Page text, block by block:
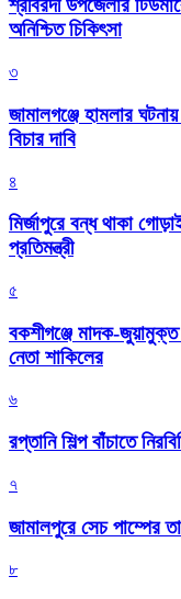
শ্রীবরদী উপজেলার
অনিশ্চিত চিকিৎসা
৩
জামালগঞ্জে হামলার
বিচার দাবি
৪
মির্জাপুরে বন্ধ থাকা
প্রতিমন্ত্রী
৫
বকশীগঞ্জে মাদক-
নেতা শাকিলের
৬
রপ্তানি শিল্প বাঁচাতে
৭
জামালপুরে সেচ পাম্পের
৮